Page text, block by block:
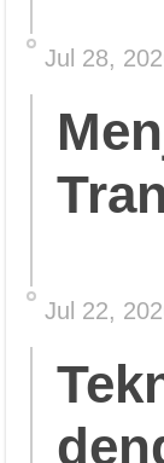
Jul 28,
Jul 22,